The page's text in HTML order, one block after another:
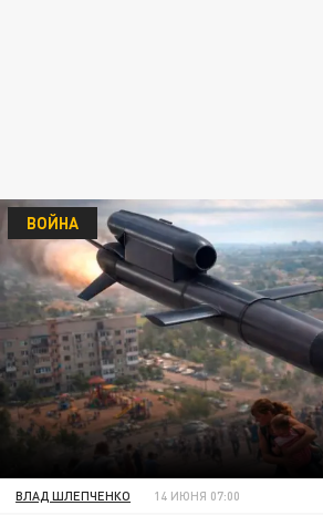
ВОЙНА
ВЛАД ШЛЕПЧЕНКО 14 ИЮНЯ 07:00